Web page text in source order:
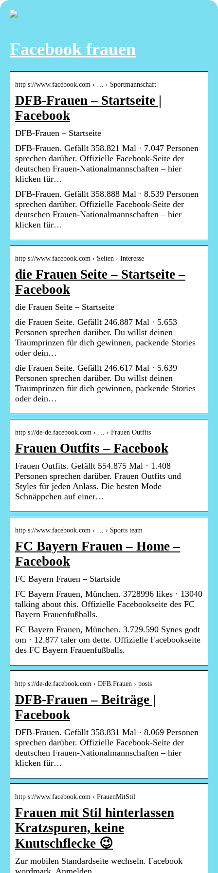
Facebook frauen
http s://www.facebook.com › … › Sportmannschaft
DFB-Frauen – Startseite |
Facebook
DFB-Frauen – Startseite
DFB-Frauen. Gefällt 358.821 Mal · 7.047 Personen
sprechen darüber. Offizielle Facebook-Seite der
deutschen Frauen-Nationalmannschaften – hier
klicken für…
DFB-Frauen. Gefällt 358.888 Mal · 8.539 Personen
sprechen darüber. Offizielle Facebook-Seite der
deutschen Frauen-Nationalmannschaften – hier
klicken für…
http s://www.facebook.com › Seiten › Interesse
die Frauen Seite – Startseite –
Facebook
die Frauen Seite – Startseite
die Frauen Seite. Gefällt 246.887 Mal · 5.653
Personen sprechen darüber. Du willst deinen
Traumprinzen für dich gewinnen, packende Stories
oder dein…
die Frauen Seite. Gefällt 246.617 Mal · 5.639
Personen sprechen darüber. Du willst deinen
Traumprinzen für dich gewinnen, packende Stories
oder dein…
http s://de-de.facebook.com › … › Frauen Outfits
Frauen Outfits – Facebook
Frauen Outfits. Gefällt 554.875 Mal · 1.408
Personen sprechen darüber. Frauen Outfits und
Styles für jeden Anlass. Die besten Mode
Schnäppchen auf einer…
http s://www.facebook.com › … › Sports team
FC Bayern Frauen – Home –
Facebook
FC Bayern Frauen – Startside
FC Bayern Frauen, München. 3728996 likes · 13040
talking about this. Offizielle Facebookseite des FC
Bayern Frauenfußballs.
FC Bayern Frauen, München. 3.729.590 Synes godt
om · 12.877 taler om dette. Offizielle Facebookseite
des FC Bayern Frauenfußballs.
http s://de-de.facebook.com › DFB.Frauen › posts
DFB-Frauen – Beiträge |
Facebook
DFB-Frauen. Gefällt 358.831 Mal · 8.069 Personen
sprechen darüber. Offizielle Facebook-Seite der
deutschen Frauen-Nationalmannschaften – hier
klicken für…
http s://www.facebook.com › FrauenMitStil
Frauen mit Stil hinterlassen
Kratzspuren, keine
Knutschflecke 😉
Zur mobilen Standardseite wechseln. Facebook